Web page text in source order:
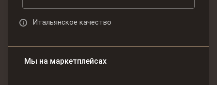
Итальянское качество
Мы на маркетплейсах